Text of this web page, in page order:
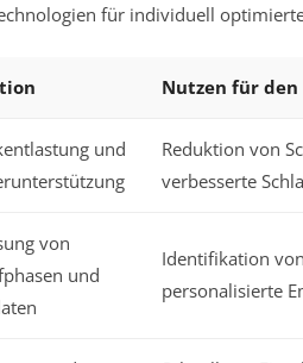
für individuell
Nutzen für den
und
Reduktion von
verbesserte
von
und
Identifikation
personalisierte